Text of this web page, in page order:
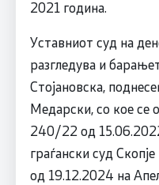
2021 година.
Уставниот суд на
разгледува и
Стојановска,
Медарски, со кое се
240/22 од
граѓански суд
од 19.12.2024 на